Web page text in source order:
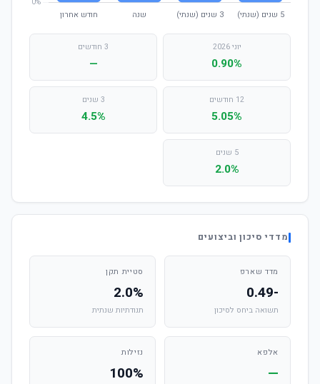
יוני 2026
0.90%
3 חודשים
—
12 חודשים
5.05%
3 שנים
4.5%
5 שנים
2.0%
מדדי סיכון וביצועים
מדד שארפ
-0.49
תשואה ביחס לסיכון
סטיית תקן
2.0%
תנודתיות שנתית
אלפא
—
נזילות
100%